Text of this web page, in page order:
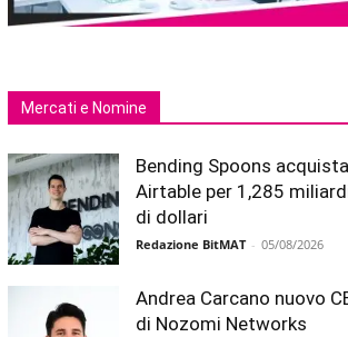
Mercati e Nomine
Bending Spoons acquista
Airtable per 1,285
di dollari
Redazione BitMAT - 05/08/2026
Andrea Carcano nuovo
di Nozomi Networks